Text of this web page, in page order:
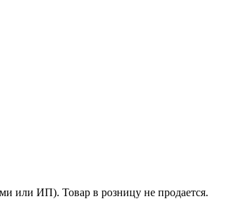
или ИП). Товар в розницу не продается.